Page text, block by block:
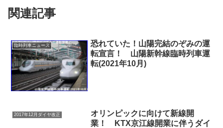
関連記事
臨時列車ニュース
恐れていた！山陽完結のぞみの運
転宣言！ 山陽新幹線臨時列車運
転(2021年10月)
2017年12月ダイヤ改正
オリンピックに向けて新線開
業！ KTX京江線開業に伴うダイ